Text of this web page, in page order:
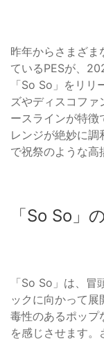
昨年からさまざま
ているPESが、
「So So」をリ
ズやディスコフ
ースラインが特徴
レンジが絶妙に調
で祝祭のような高
「So So」
「So So」は、
ックに向かって展
毒性のあるポップ
を感じさせます